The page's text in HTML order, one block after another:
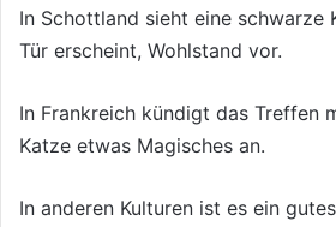
In Schottland sieht eine schwarze
Tür erscheint, Wohlstand vor.
In Frankreich kündigt das Treffen
Katze etwas Magisches an.
In anderen Kulturen ist es ein